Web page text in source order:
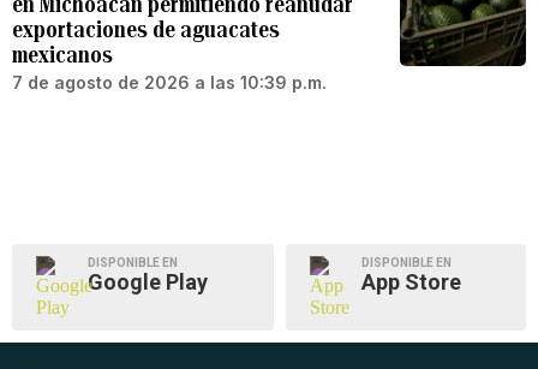
exportaciones de aguacates
mexicanos
7 de agosto de 2026 a las 10:39 p.m.
DISPONIBLE EN
Google Play
DISPONIBLE EN
App Store